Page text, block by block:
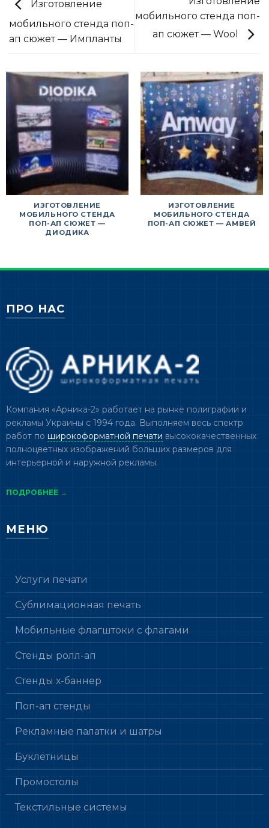
Изготовление
мобильного стенда поп-
ап сюжет — Импланты
мобильного стенда поп-
ап сюжет — Wool
ИЗГОТОВЛЕНИЕ
МОБИЛЬНОГО СТЕНДА
ПОП-АП СЮЖЕТ —
ДИОДИКА
ИЗГОТОВЛЕНИЕ
МОБИЛЬНОГО СТЕНДА
ПОП-АП СЮЖЕТ — АМВЕЙ
ПРО НАС
Компания «Арника-2» работает на рынке полиграфии и
рекламы Украины с 1994 года. Выполняем весь спектр
работ по широкоформатной печати высококачественных
полноцветных изображений больших размеров для
интерьерной и наружной рекламы.
ПОДРОБНЕЕ →
МЕНЮ
Услуги печати
Сублимационная печать
Мобильные флагштоки с флагами
Стенды ролл-ап
Стенды х-баннер
Поп-ап стенды
Рекламные палатки и шатры
Буклетницы
Промостолы
Текстильные системы